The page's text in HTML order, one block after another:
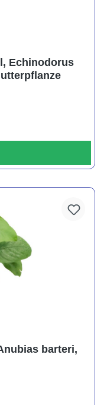
Echinodorus
barteri,